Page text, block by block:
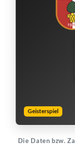
Geisterspiel
Die Daten bzw.